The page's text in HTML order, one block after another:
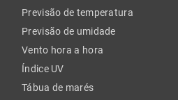
Previsão de temperatura
Previsão de umidade
Vento hora a hora
Índice UV
Tábua de marés